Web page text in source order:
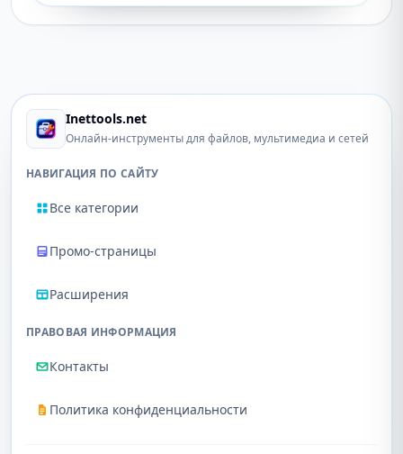
Inettools.net
Онлайн-инструменты для файлов, мультимедиа и сетей
НАВИГАЦИЯ ПО САЙТУ
Все категории
Промо-страницы
Расширения
ПРАВОВАЯ ИНФОРМАЦИЯ
Контакты
Политика конфиденциальности